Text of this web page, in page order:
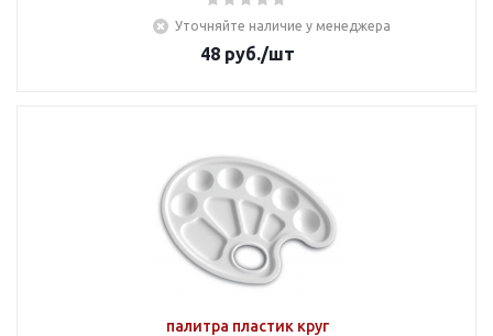
Уточняйте наличие у менеджера
48руб./шт
палитра пластик круг